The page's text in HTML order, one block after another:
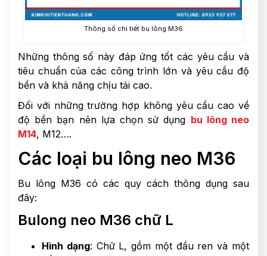
Thông số chi tiết bu lông M36
Những thông số này đáp ứng tốt các yêu cầu và
tiêu chuẩn của các công trình lớn và yêu cầu độ
bền và khả năng chịu tải cao.
Đối với những trường hợp không yêu cầu cao về
độ bền bạn nên lựa chọn sử dụng bu lông neo
M14, M12….
Các loại bu lông neo M36
Bu lông M36 có các quy cách thông dụng sau
đây:
Bulong neo M36 chữ L
Hình dạng: Chữ L, gồm một đầu ren và một